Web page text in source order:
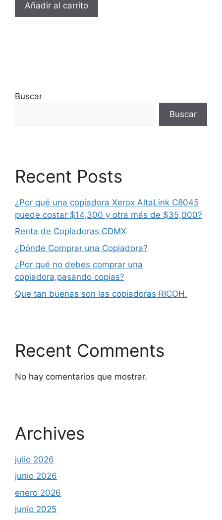
Añadir al carrito
Buscar
Buscar
Recent Posts
¿Por qué una copiadora Xerox AltaLink C8045
puede costar $14,300 y otra más de $35,000?
Renta de Copiadoras CDMX
¿Dónde Comprar una Copiadora?
¿Por qué no debes comprar una
copiadora,pasando copias?
Que tan buenas son las copiadoras RICOH.
Recent Comments
No hay comentarios que mostrar.
Archives
julio 2026
junio 2026
enero 2026
junio 2025